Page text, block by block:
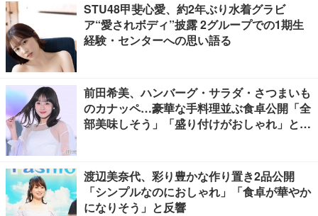
STU48甲斐心愛、約2年ぶり水着グラビ
ア“愛されボディ”披露 2グループでの1期生
経験・センターへの思い語る
前田希美、ハンバーグ・サラダ・さつまいも
のカナッペ…豪華な手料理並ぶ食卓公開「全
部美味しそう」「盛り付けがおしゃれ」と絶
渡辺美奈代、彩り豊かな作り置き2品公開
「シンプルなのにおしゃれ」「食卓が華やか
になりそう」と反響